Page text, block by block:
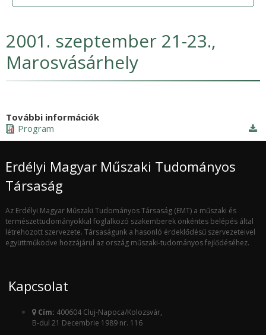
2001. szeptember 21-23.,
Marosvásárhely
További információk
Program
Erdélyi Magyar Műszaki Tudományos
Társaság
Az Erdélyi Magyar Műszaki Tudományos Társaság (EMT) a műszaki és
természettudományokkal foglalkozó szakemberek önkéntes belépés által
létrehozott szervezete. Társaságunk a hasonló érdeklődésű szervezeteivel
együttműködve hozzájárul az ország műszaki-tudományos fejlődéséhez.
Kapcsolat
Cím: 400604 Cluj-Napoca/Kolozsvár,
B-dul 21 Decembrie 1989 nr. 116